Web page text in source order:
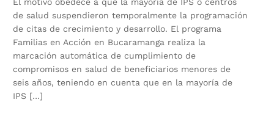
de salud suspendieron temporalmente la programación
de citas de crecimiento y desarrollo. El programa
Familias en Acción en Bucaramanga realiza la
marcación automática de cumplimiento de
compromisos en salud de beneficiarios menores de
seis años, teniendo en cuenta que en la mayoría de
IPS […]